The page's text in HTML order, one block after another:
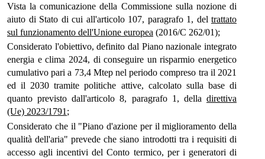
Vista la comunicazione della Commissione sulla nozione di
aiuto di Stato di cui all'articolo 107, paragrafo 1, del trattato
sul funzionamento dell'Unione europea (2016/C 262/01);
Considerato l'obiettivo, definito dal Piano nazionale integrato
energia e clima 2024, di conseguire un risparmio energetico
cumulativo pari a 73,4 Mtep nel periodo compreso tra il 2021
ed il 2030 tramite politiche attive, calcolato sulla base di
quanto previsto dall'articolo 8, paragrafo 1, della direttiva
(Ue) 2023/1791 ;
Considerato che il "Piano d'azione per il miglioramento della
qualità dell'aria" prevede che siano introdotti tra i requisiti di
accesso agli incentivi del Conto termico, per i generatori di